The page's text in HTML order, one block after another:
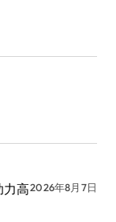
力高2026年8月7日